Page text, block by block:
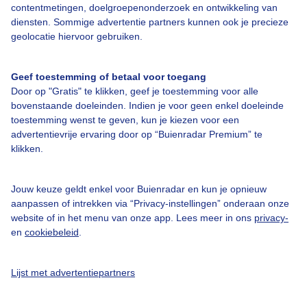
contentmetingen, doelgroepenonderzoek en ontwikkeling van
diensten. Sommige advertentie partners kunnen ook je precieze
geolocatie hiervoor gebruiken.
Geef toestemming of betaal voor toegang
Door op "Gratis" te klikken, geef je toestemming voor alle
bovenstaande doeleinden. Indien je voor geen enkel doeleinde
toestemming wenst te geven, kun je kiezen voor een
advertentievrije ervaring door op “Buienradar Premium” te
klikken.
Jouw keuze geldt enkel voor Buienradar en kun je opnieuw
aanpassen of intrekken via “Privacy-instellingen” onderaan onze
website of in het menu van onze app. Lees meer in ons privacy-
en cookiebeleid
Lijst met advertentiepartners
Bedrijfsgegevens
Contact
Toegankelijkheid
Gebruikersvoorwaarden
Adverteren
Privacy beleid
Cookie beleid
Privacy instellingen